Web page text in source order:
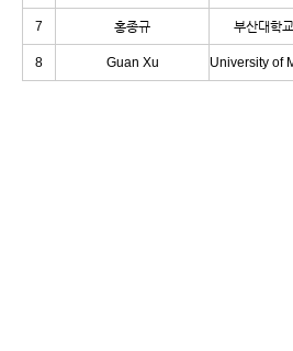
7 홍종규 부산대학교
8 Guan Xu